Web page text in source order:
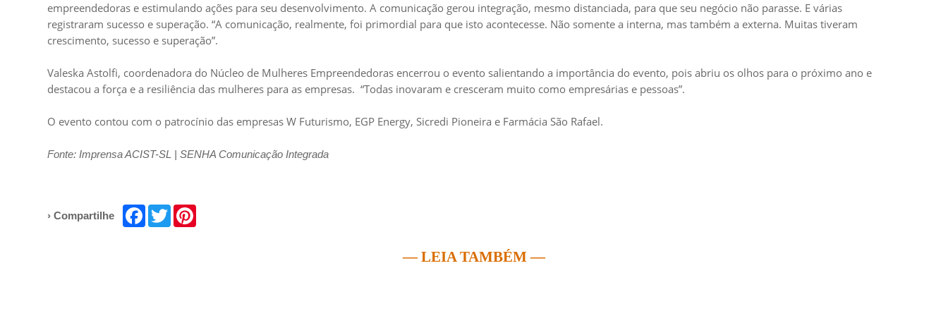
empreendedoras e estimulando ações para seu desenvolvimento. A comunicação gerou integração, mesmo distanciada, para que seu negócio não parasse. E várias
registraram sucesso e superação. “A comunicação, realmente, foi primordial para que isto acontecesse. Não somente a interna, mas também a externa. Muitas tiveram
crescimento, sucesso e superação”.
Valeska Astolfi, coordenadora do Núcleo de Mulheres Empreendedoras encerrou o evento salientando a importância do evento, pois abriu os olhos para o próximo ano e
destacou a força e a resiliência das mulheres para as empresas. “Todas inovaram e cresceram muito como empresárias e pessoas”.
O evento contou com o patrocínio das empresas W Futurismo, EGP Energy, Sicredi Pioneira e Farmácia São Rafael.
Fonte: Imprensa ACIST-SL | SENHA Comunicação Integrada
› Compartilhe Facebook
Twitter
— LEIA TAMBÉM —